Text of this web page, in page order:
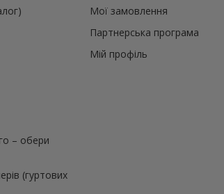
– обери
(гуртових
Мої замовлення
Партнерська програма
Мій профіль